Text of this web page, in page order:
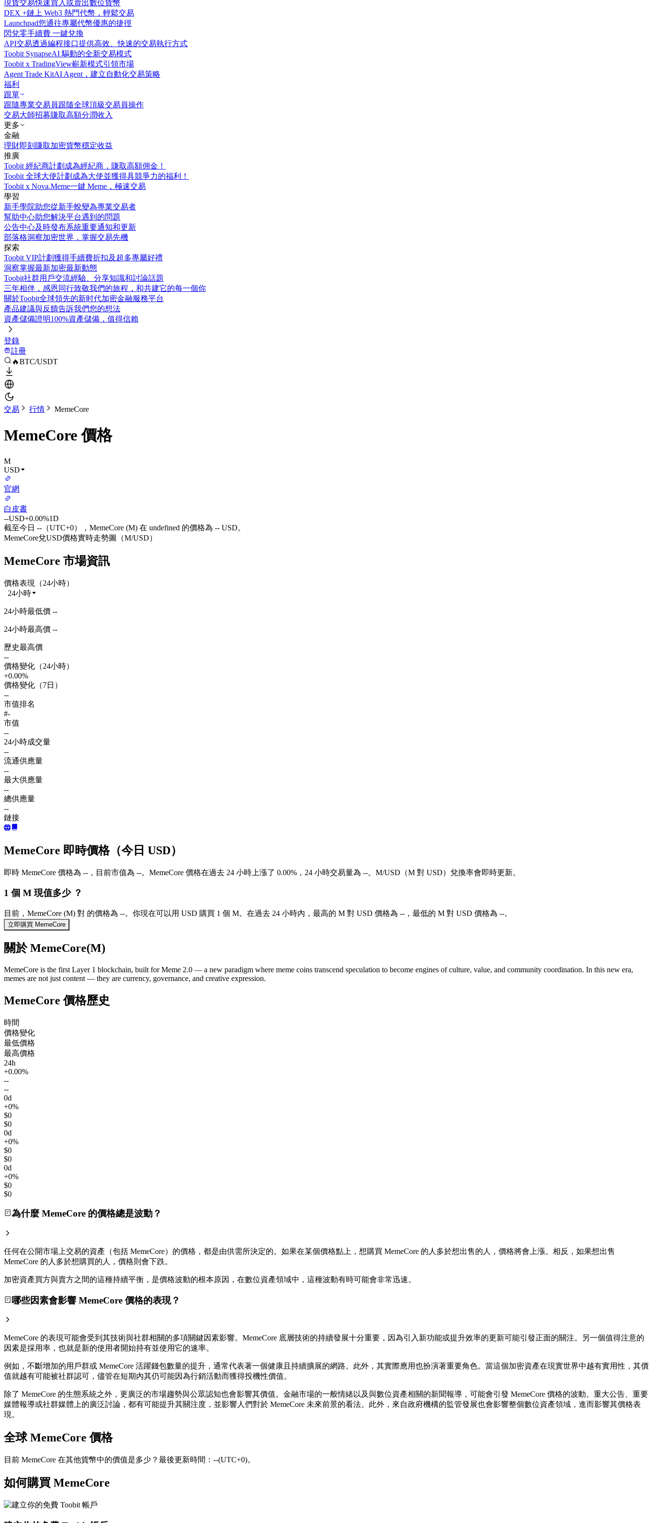
現貨交易快速買入或賣出數位貨幣
DEX +鏈上 Web3 熱門代幣，輕鬆交易
Launchpad您通往專屬代幣優惠的捷徑
閃兌零手續費 一鍵兌換
API交易透過編程接口提供高效、快速的交易執行方式
Toobit SynapseAI 驅動的全新交易模式
Toobit x TradingView嶄新模式引領市場
Agent Trade KitAI Agent，建立自動化交易策略
福利
跟單
跟隨專業交易員跟隨全球頂級交易員操作
交易大師招募賺取高額分潤收入
更多
金融
理財即刻賺取加密貨幣穩定收益
推廣
Toobit 經紀商計劃 成為經紀商，賺取高額佣金！
Toobit 全球大使計劃 成為大使並獲得具競爭力的福利！
Toobit x Nova.Meme一鍵 Meme，極速交易
學習
新手學院助您從新手蛻變為專業交易者
幫助中心助您解決平台遇到的問題
公告中心及時發布系統重要通知和更新
部落格洞察加密世界，掌握交易先機
探索
Toobit VIP計劃獲得手續費折扣及超多專屬好禮
洞察掌握最新加密最新動態
Toobit社群用戶交流經驗、分享知識和討論話題
三年相伴，感恩同行致敬我們的旅程，和共建它的每一個你
關於Toobit全球領先的新时代加密金融服務平台
產品建議與反饋告訴我們您的想法
資產儲備證明100%資產儲備，值得信賴
登錄
註冊
🔥BTC/USDT
交易 行情 MemeCore
MemeCore 價格
M
USD
官網
白皮書
--USD+0.00%1D
截至今日 --（UTC+0），MemeCore (M) 在 undefined 的價格為 -- USD。
MemeCore兌USD價格實時走勢圖（M/USD）
MemeCore 市場資訊
價格表現（24小時）
24小時
24小時最低價 --
24小時最高價 --
歷史最高價
--
價格變化（24小時）
+0.00%
價格變化（7日）
--
市值排名
#-
市值
--
24小時成交量
--
流通供應量
--
最大供應量
--
總供應量
--
鏈接
MemeCore 即時價格（今日 USD）
即時 MemeCore 價格為 --，目前市值為 --。MemeCore 價格在過去 24 小時上漲了 0.00%，24 小時交易量為 --。M/USD（M 對 USD）兌換率會即時更新。
1 個 M 現值多少 ？
目前，MemeCore (M) 對 的價格為 --。你現在可以用 USD 購買 1 個 M。在過去 24 小時內，最高的 M 對 USD 價格為 --，最低的 M 對 USD 價格為 --。
立即購買 MemeCore
關於 MemeCore(M)
MemeCore is the first Layer 1 blockchain, built for Meme 2.0 — a new paradigm where meme coins transcend speculation to become engines of culture, value, and community coordination. In this new era,
memes are not just content — they are currency, governance, and creative expression.
MemeCore 價格歷史
時間
價格變化
最低價格
最高價格
24h
+0.00%
--
--
0d
+0%
$0
$0
0d
+0%
$0
$0
0d
+0%
$0
$0
為什麼 MemeCore 的價格總是波動？
任何在公開市場上交易的資產（包括 MemeCore）的價格，都是由供需所決定的。如果在某個價格點上，想購買 MemeCore 的人多於想出售的人，價格將會上漲。相反，如果想出售
MemeCore 的人多於想購買的人，價格則會下跌。
加密資產買方與賣方之間的這種持續平衡，是價格波動的根本原因，在數位資產領域中，這種波動有時可能會非常迅速。
哪些因素會影響 MemeCore 價格的表現？
MemeCore 的表現可能會受到其技術與社群相關的多項關鍵因素影響。MemeCore 底層技術的持續發展十分重要，因為引入新功能或提升效率的更新可能引發正面的關注。另一個值得注意的
因素是採用率，也就是新的使用者開始持有並使用它的速率。
例如，不斷增加的用戶群或 MemeCore 活躍錢包數量的提升，通常代表著一個健康且持續擴展的網路。此外，其實際應用也扮演著重要角色。當這個加密資產在現實世界中越有實用性，其價
值就越有可能被社群認可，儘管在短期內其仍可能因為行銷活動而獲得投機性價值。
除了 MemeCore 的生態系統之外，更廣泛的市場趨勢與公眾認知也會影響其價值。金融市場的一般情緒以及與數位資產相關的新聞報導，可能會引發 MemeCore 價格的波動。重大公告、重要
媒體報導或社群媒體上的廣泛討論，都有可能提升其關注度，並影響人們對於 MemeCore 未來前景的看法。此外，來自政府機構的監管發展也會影響整個數位資產領域，進而影響其價格表
現。
全球 MemeCore 價格
目前 MemeCore 在其他貨幣中的價值是多少？最後更新時間：--(UTC+0)。
如何購買 MemeCore